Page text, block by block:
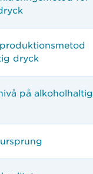
dryck
på alkoholhaltig